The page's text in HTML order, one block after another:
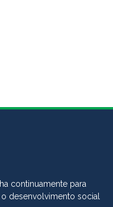
continuamente para
desenvolvimento social